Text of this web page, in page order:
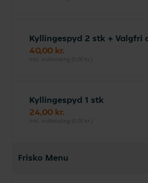
Kyllingespyd 2 stk + Valgfri
40,00 kr.
inkl. indbetaling (0,00 kr.)
Kyllingespyd 1 stk
24,00 kr.
inkl. indbetaling (0,00 kr.)
Frisko Menu